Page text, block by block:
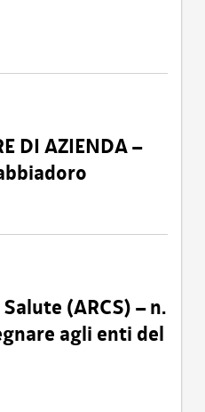
DI AZIENDA –
(ARCS) – n.
agli enti del